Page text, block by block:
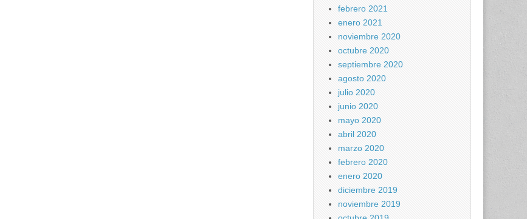
febrero 2021
enero 2021
noviembre 2020
octubre 2020
septiembre 2020
agosto 2020
julio 2020
junio 2020
mayo 2020
abril 2020
marzo 2020
febrero 2020
enero 2020
diciembre 2019
noviembre 2019